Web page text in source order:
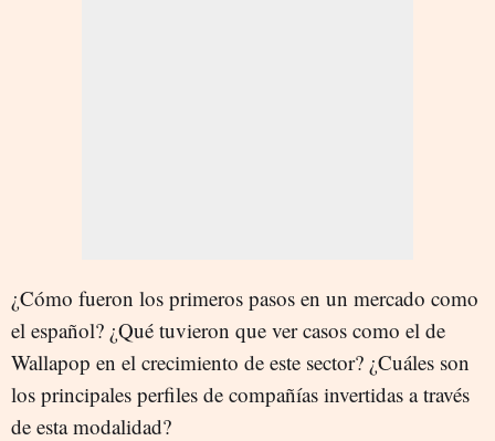
¿Cómo fueron los primeros pasos en un mercado como
el español? ¿Qué tuvieron que ver casos como el de
Wallapop en el crecimiento de este sector? ¿Cuáles son
los principales perfiles de compañías invertidas a través
de esta modalidad?